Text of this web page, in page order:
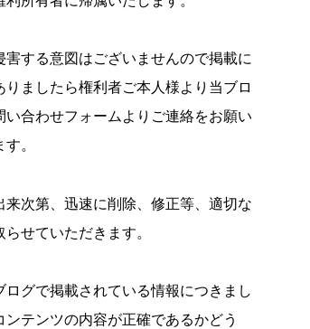
害する意図はございませんので掲載に
りましたら権利者ご本人様より当ブロ
い合わせフォームよりご連絡をお願い
。
来次第、迅速に削除、修正等、適切な
らせていただきます。
ログで掲載されている情報につきまし
ンテンツの内容が正確であるかどう